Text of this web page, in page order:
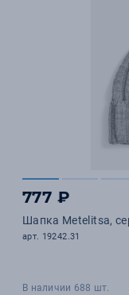
777 ₽
Шапка Metelitsa,
арт. 19242.31
В наличии 688 шт.